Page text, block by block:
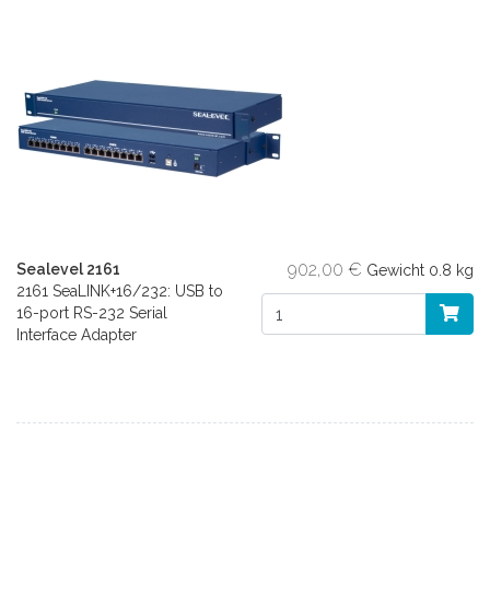
Sealevel 2161
2161 SeaLINK+16/232: USB to
16-port RS-232 Serial
Interface Adapter
902,00 € Gewicht 0.8 kg